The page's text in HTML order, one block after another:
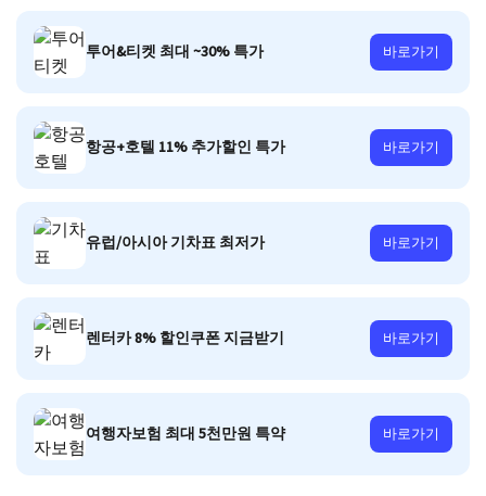
투어&티켓 최대 ~30% 특가 바로가기
항공+호텔 11% 추가할인 특가 바로가기
유럽/아시아 기차표 최저가 바로가기
렌터카 8% 할인쿠폰 지금받기 바로가기
여행자보험 최대 5천만원 특약 바로가기